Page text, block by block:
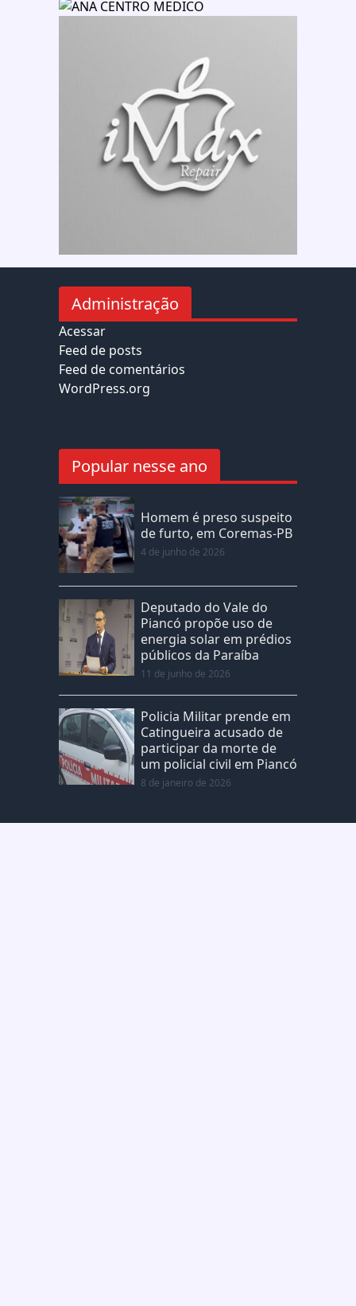
Administração
Acessar
Feed de posts
Feed de comentários
WordPress.org
Popular nesse ano
Homem é preso suspeito
de furto, em Coremas-PB
4 de junho de 2026
Deputado do Vale do
Piancó propõe uso de
energia solar em prédios
públicos da Paraíba
11 de junho de 2026
Policia Militar prende em
Catingueira acusado de
participar da morte de
um policial civil em Piancó
8 de janeiro de 2026